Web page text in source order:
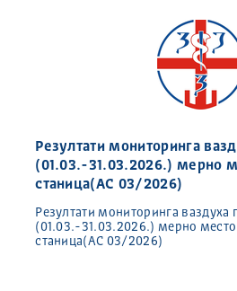
Резултати мониторинга
(01.03.-31.03.2026.) мерно
станица(АС 03/2026)
Резултати мониторинга ваздуха
(01.03.-31.03.2026.) мерно место
станица(АС 03/2026)